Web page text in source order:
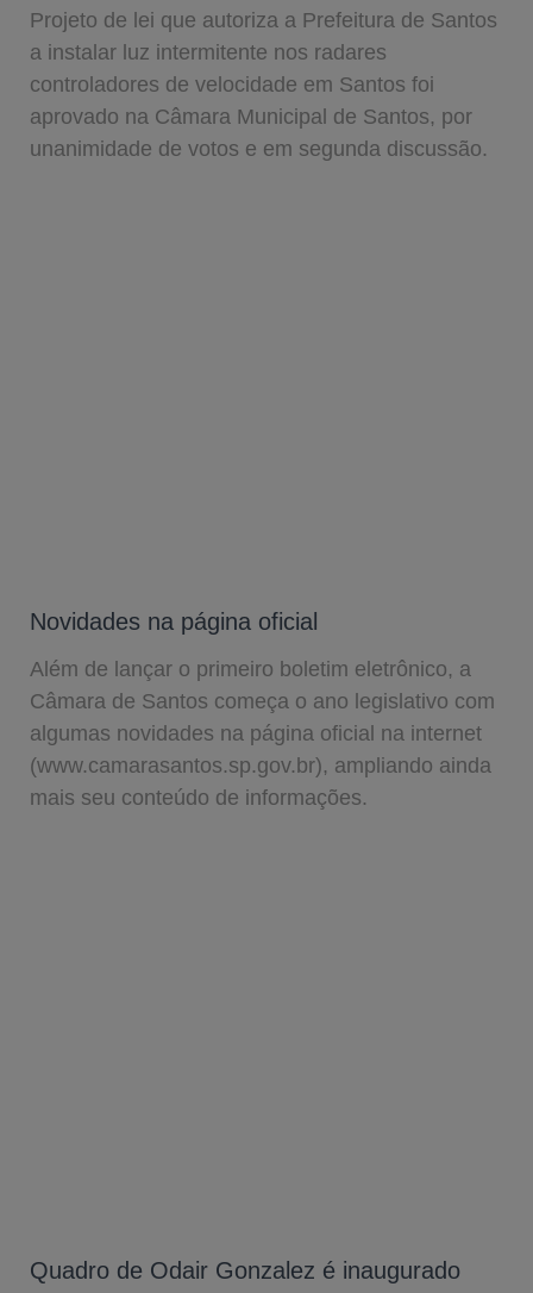
Projeto de lei que autoriza a Prefeitura de Santos
a instalar luz intermitente nos radares
controladores de velocidade em Santos foi
aprovado na Câmara Municipal de Santos, por
unanimidade de votos e em segunda discussão.
Novidades na página oficial
Além de lançar o primeiro boletim eletrônico, a
Câmara de Santos começa o ano legislativo com
algumas novidades na página oficial na internet
(www.camarasantos.sp.gov.br), ampliando ainda
mais seu conteúdo de informações.
Quadro de Odair Gonzalez é inaugurado